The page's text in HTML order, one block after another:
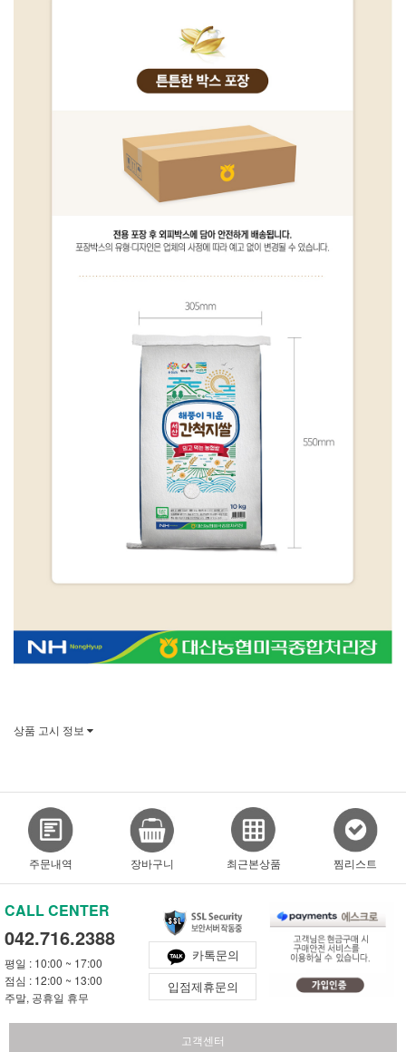
상품 고시 정보
주문내역 장바구니 최근본상품 찜리스트
CALL CENTER
042.716.2388
평일 : 10:00 ~ 17:00
점심 : 12:00 ~ 13:00
주말, 공휴일 휴무
카톡문의
입점제휴문의
고객센터